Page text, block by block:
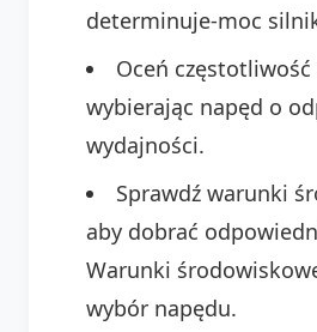
determinuje-moc
Oceń
wybierając napęd o
wydajności.
Sprawdź warunki
aby dobrać
Warunki
wybór napędu.